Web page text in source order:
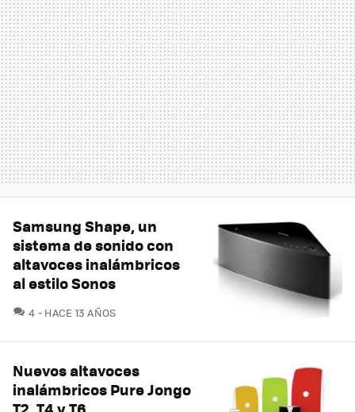
Samsung Shape, un
sistema de sonido con
altavoces inalámbricos
al estilo Sonos
4 COMENTARIOS
HACE 13 AÑOS
Nuevos altavoces
inalámbricos Pure Jongo